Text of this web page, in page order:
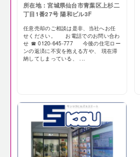
所在地：宮城県仙台市青葉区上杉二
丁目1番27号 陽和ビル3F
任意売却のご相談は是非、当社へお任
せください。 お電話でのお問い合わ
せ ☎ 0120-645-777 今後の住宅ロー
ンの返済に不安を抱える方や、 現在滞
納してしまっている、 ...